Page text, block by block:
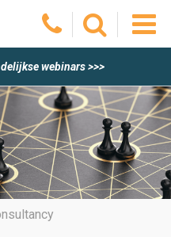
webinars >>>